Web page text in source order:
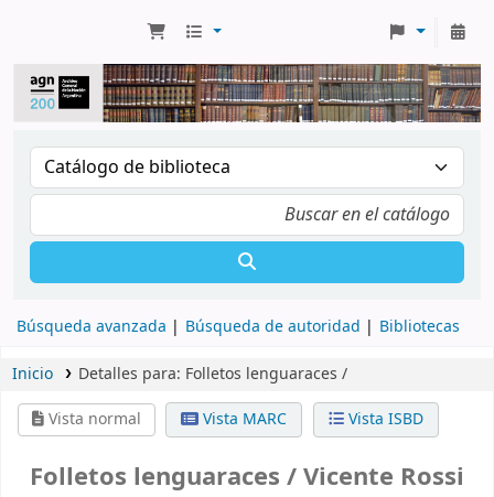
Búsqueda avanzada Búsqueda de autoridad Bibliotecas
Inicio Detalles para: Folletos lenguaraces /
Vista normal
Vista MARC Vista ISBD
Folletos lenguaraces /Vicente Rossi